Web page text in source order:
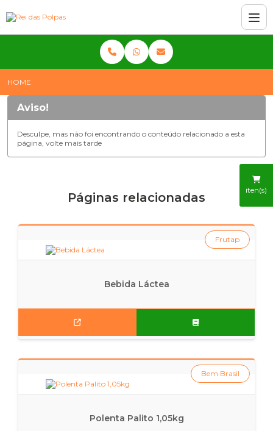
iten(s)
HOME
Aviso!
Desculpe, mas não foi encontrando o conteúdo relacionado a esta
página, volte mais tarde
Páginas relacionadas
Bebida Láctea
Frutap
Polenta Palito 1,05kg
Bem Brasil